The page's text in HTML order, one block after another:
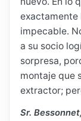
exactamente
impecable.
a su socio
sorpresa,
montaje que
extractor;
Sr.